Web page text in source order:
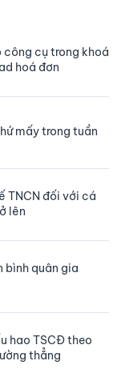
công cụ trong khoá
hoá đơn
mấy trong tuần
TNCN đối với cá
lên
bình quân gia
hao TSCĐ theo
thẳng